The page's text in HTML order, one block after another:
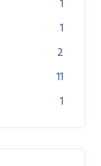
1
1
2
11
1